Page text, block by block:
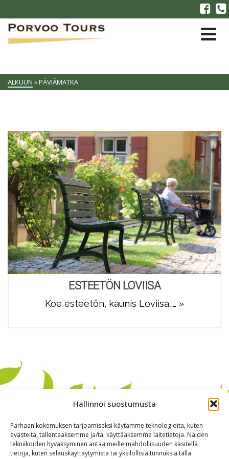
Hallinnoi suostumusta
Parhaan kokemuksen tarjoamiseksi käytämme teknologioita, kuten
evästeitä, tallentaaksemme ja/tai käyttääksemme laitetietoja. Näiden
tekniikoiden hyväksyminen antaa meille mahdollisuuden käsitellä
tietoja, kuten selauskäyttäytymistä tai yksilöllisiä tunnuksia tällä
ALKUUN »PÄVIÄMATKA
ESTEETÖN LOVIISA
Koe esteetön, kaunis Loviisa…… »